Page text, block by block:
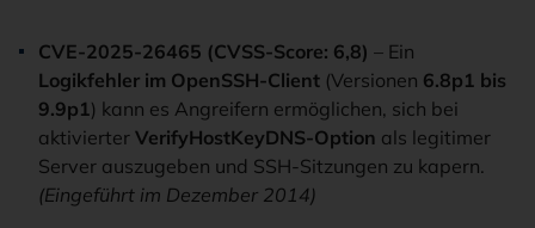
CVE-2025-26465 (CVSS-Score: 6,8) – Ein
Logikfehler im OpenSSH-Client (Versionen 6.8p1 bis
9.9p1) kann es Angreifern ermöglichen, sich bei
aktivierter VerifyHostKeyDNS-Option als legitimer
Server auszugeben und SSH-Sitzungen zu kapern.
(Eingeführt im Dezember 2014)